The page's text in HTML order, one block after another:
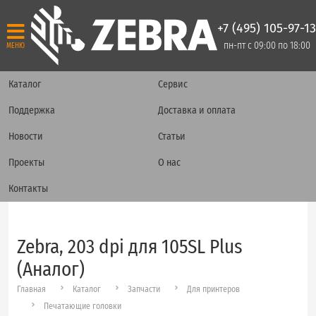
МЕНЮ
+7 (495) 105-97-13
пн-пт с 09:00 по 18:00
Каталог Сервис
Поддержка Доставка и оплата
Новости Статьи
Проекты О нас
Контакты
Zebra, 203 dpi для 105SL Plus
(Аналог)
Главная Каталог Запчасти
Для принтеров
Печатающие головки